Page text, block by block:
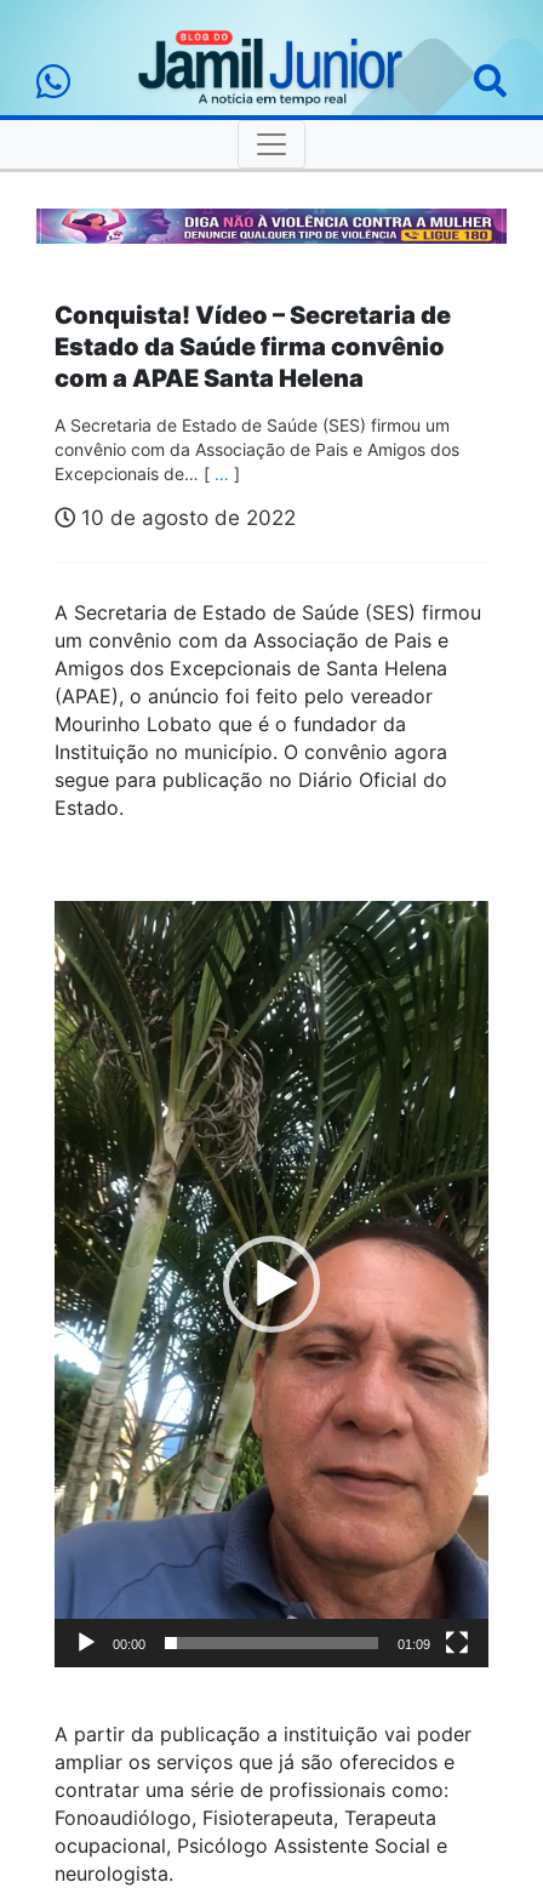
Conquista! Vídeo – Secretaria de
Estado da Saúde firma convênio
com a APAE Santa Helena
A Secretaria de Estado de Saúde (SES) firmou um
convênio com da Associação de Pais e Amigos dos
Excepcionais de… [ … ]
10 de agosto de 2022
A Secretaria de Estado de Saúde (SES) firmou
um convênio com da Associação de Pais e
Amigos dos Excepcionais de Santa Helena
(APAE), o anúncio foi feito pelo vereador
Mourinho Lobato que é o fundador da
Instituição no município. O convênio agora
segue para publicação no Diário Oficial do
Estado.
Tocador
de
vídeo
00:00 01:09
A partir da publicação a instituição vai poder
ampliar os serviços que já são oferecidos e
contratar uma série de profissionais como:
Fonoaudiólogo, Fisioterapeuta, Terapeuta
ocupacional, Psicólogo Assistente Social e
neurologista.